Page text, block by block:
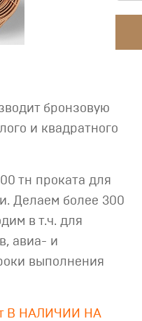
бронзовую
и квадратного
тн проката для
Делаем более 300
в т.ч. для
авиа- и
выполнения
В НАЛИЧИИ НА